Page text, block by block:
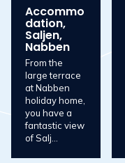
Accommo
dation,
Saljen,
Nabben
From the
large terrace
at Nabben
holiday home,
you have a
fantastic view
of Salj...